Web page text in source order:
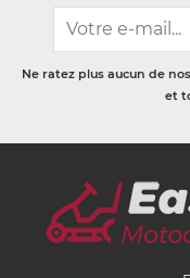
Ne ratez plus aucun de
et